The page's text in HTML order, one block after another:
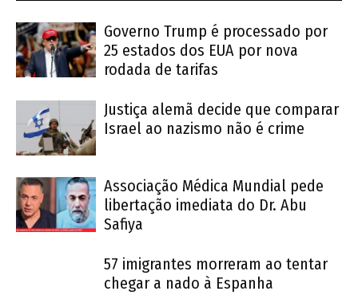
Governo Trump é processado por
25 estados dos EUA por nova
rodada de tarifas
Justiça alemã decide que comparar
Israel ao nazismo não é crime
Associação Médica Mundial pede
libertação imediata do Dr. Abu
Safiya
57 imigrantes morreram ao tentar
chegar a nado à Espanha